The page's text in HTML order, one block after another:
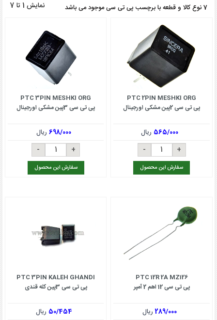
7 نوع کالا و قطعه با برچسب پی تی سی موجود می باشد نمایش 1 تا 7
PTC 2PIN MESHKI ORG
پی تی سی 2پین مشکی اورجینال
565/000 ریال
سفارش این محصول
PTC 3PIN MESHKI ORG
پی تی سی 3پین مشکی اورجینال
698/000ریال
سفارش این محصول
PTC 12R 2A MZ126
پی تی سی 12 اهم 2 آمپر
289/000ریال
PTC 3PIN KALEH GHANDI
پی تی سی 3پین کله قندی
50/454 ریال